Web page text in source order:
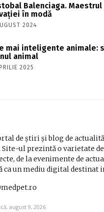
Balenciaga.
în modă
2024
mai inteligente animale:
animal
2025
de știri și blog de
ul prezintă o varietate
de la evenimente de
ca un mediu digital destinat
august 9, 2026